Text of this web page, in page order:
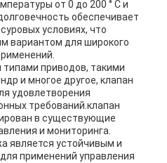
от 0 до 200 ° C и
обеспечивает
условиях, что
вариантом для широкого
приводов, такими
и многое другое, клапан
удовлетворения
требований.клапан
в существующие
и мониторинга.
является устойчивым и
применений управления